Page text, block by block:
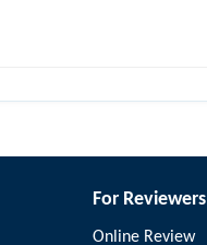
For Reviewers
Online Review